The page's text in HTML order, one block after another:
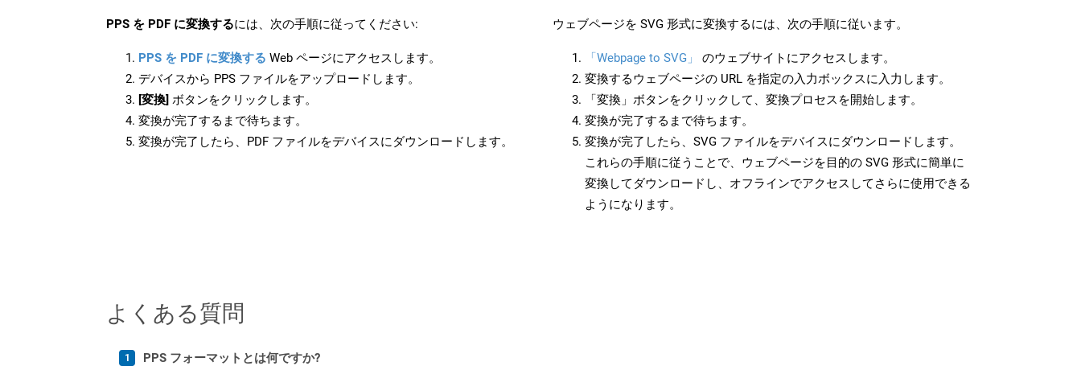
PPS を PDF に変換するには、次の手順に従ってください:
PPS を PDF に変換する Web ページにアクセスします。
デバイスから PPS ファイルをアップロードします。
[変換] ボタンをクリックします。
変換が完了するまで待ちます。
変換が完了したら、PDF ファイルをデバイスにダウンロードします。
ウェブページを SVG 形式に変換するには、次の手順に従います。
「Webpage to SVG」
のウェブサイトにアクセスします。
変換するウェブページの URL を指定の入力ボックスに入力します。
「変換」ボタンをクリックして、変換プロセスを開始します。
変換が完了するまで待ちます。
変換が完了したら、SVG ファイルをデバイスにダウンロードします。
これらの手順に従うことで、ウェブページを目的の SVG 形式に簡単に
変換してダウンロードし、オフラインでアクセスしてさらに使用できる
ようになります。
よくある質問
PPS フォーマットとは何ですか?